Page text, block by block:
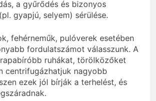
a gyűrődés és bizonyos
gyapjú, selyem) sérülése.
fehérneműk, pulóverek esetében
fordulatszámot válasszunk. A
ruhákat, törölközőket
centrifugázhatjuk nagyobb
ezek jól bírják a terhelést, és